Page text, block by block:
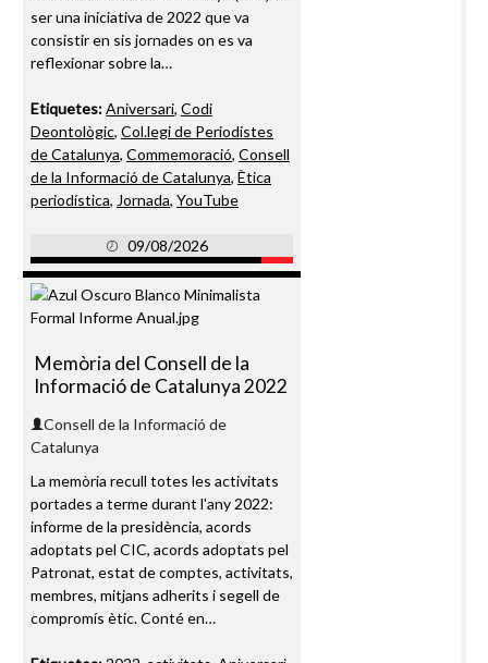
ser una iniciativa de 2022 que va
consistir en sis jornades on es va
reflexionar sobre la…
Etiquetes:Aniversari, Codi
Deontològic, Col.legi de Periodistes
de Catalunya, Commemoració, Consell
de la Informació de Catalunya, Ètica
periodística, Jornada, YouTube
09/08/2026
Memòria del Consell de la
Informació de Catalunya 2022
Consell de la Informació de
Catalunya
La memòria recull totes les activitats
portades a terme durant l'any 2022:
informe de la presidència, acords
adoptats pel CIC, acords adoptats pel
Patronat, estat de comptes, activitats,
membres, mitjans adherits i segell de
compromís ètic. Conté en…